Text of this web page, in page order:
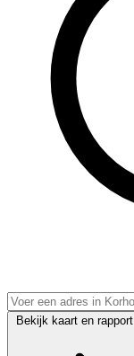
Bekijk kaart en rapport